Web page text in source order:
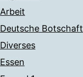
Arbeit
Deutsche Botschaft
Diverses
Essen